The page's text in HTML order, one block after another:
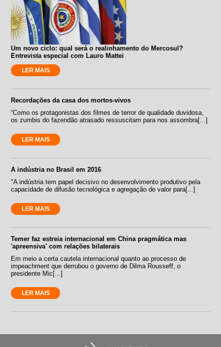
Um novo ciclo: qual será o realinhamento do Mercosul?
Entrevista especial com Lauro Mattei
LER MAIS
Recordações da casa dos mortos-vivos
“Como os protagonistas dos filmes de terror de qualidade duvidosa,
os zumbis do fazendão atrasado ressuscitam para nos assombra[...]
LER MAIS
A indústria no Brasil em 2016
"A indústria tem papel decisivo no desenvolvimento produtivo pela
capacidade de difusão tecnológica e agregação de valor para[...]
LER MAIS
Temer faz estreia internacional em China pragmática mas
'apreensiva' com relações bilaterais
Em meio a certa cautela internacional quanto ao processo de
impeachment que derrubou o governo de Dilma Rousseff, o
presidente Mic[...]
LER MAIS